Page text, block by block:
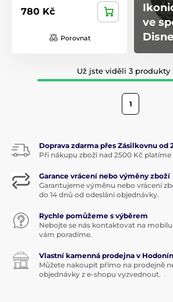
780 Kč
Porovnat
ve
Už jste viděli 3 produkty
1
Doprava zdarma přes Zásilkovnu od
Při nákupu zboží nad 2500 Kč
Garance vrácení nebo výměny zboží
Garantujeme výměnu nebo vrácení
do 14 dnů od odeslání objednávky.
Rychle pomůžeme s výběrem
Nebojte se nás kontaktovat na
vám poradíme.
Vlastní kamenná prodejna v
Můžete nakoupit přímo na prodejně
objednávky z e-shopu vyzvednout.